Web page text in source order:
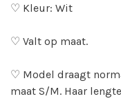
♡ Kleur: Wit
♡ Valt op maat.
♡ Model draagt
maat S/M. Haar